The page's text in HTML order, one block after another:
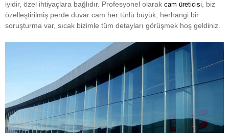
iyidir, özel ihtiyaçlara bağlıdır. Profesyonel olarak cam üreticisi , biz
özelleştirilmiş perde duvar cam her türlü büyük, herhangi bir
soruşturma var, sıcak bizimle tüm detayları görüşmek hoş geldiniz.